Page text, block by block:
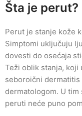
Šta je perut?
Perut je stanje kože
Simptomi uključuju
dovesti do osećaja
Teži oblik stanja, koji
seboroični
dermatologom. U
peruti neće puno